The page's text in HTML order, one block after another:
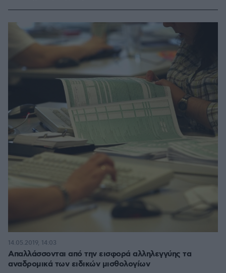
Απαλλάσσονται από την εισφορά αλληλεγγύης τα
αναδρομικά των ειδικών μισθολογίων
14.05.2019, 14:03